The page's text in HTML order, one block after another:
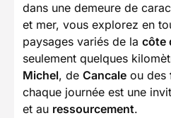
dans une demeure de
et mer, vous explorez en
paysages variés de la côte
seulement quelques
Michel, de Cancale ou des
chaque journée est une
et au ressourcement.